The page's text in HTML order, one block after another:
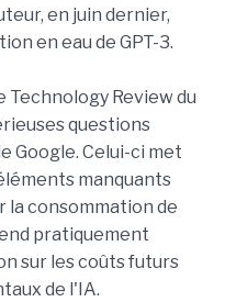
en juin dernier,
en eau de GPT-3.
Technology Review du
questions
Google. Celui-ci met
manquants
la consommation de
pratiquement
sur les coûts futurs
de l'IA.